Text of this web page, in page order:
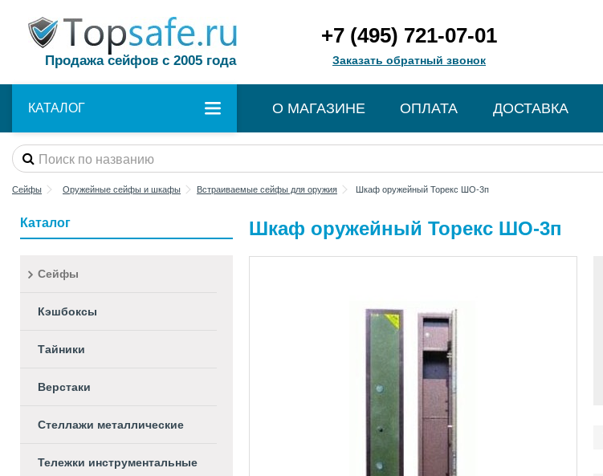
Продажа сейфов с 2005 года
+7 (495) 721-07-01
Заказать обратный звонок
КАТАЛОГ О МАГАЗИНЕ ОПЛАТА ДОСТАВКА
Сейфы Оружейные сейфы и шкафы Встраиваемые сейфы для оружия Шкаф оружейный Торекс ШО-3п
Каталог
Сейфы
Кэшбоксы
Тайники
Верстаки
Стеллажи металлические
Тележки инструментальные
Шкаф оружейный Торекс ШО-3п